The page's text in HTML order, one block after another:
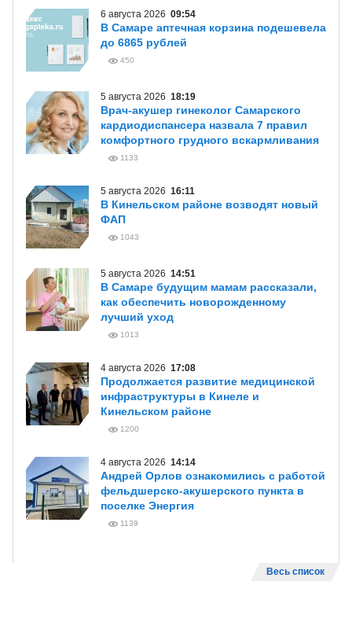
6 августа 2026 09:54
В Самаре аптечная корзина подешевела
до 6865 рублей
450
5 августа 2026 18:19
Врач-акушер гинеколог Самарского
кардиодиспансера назвала 7 правил
комфортного грудного вскармливания
1133
5 августа 2026 16:11
В Кинельском районе возводят новый
ФАП
1043
5 августа 2026 14:51
В Самаре будущим мамам рассказали,
как обеспечить новорожденному
лучший уход
1013
4 августа 2026 17:08
Продолжается развитие медицинской
инфраструктуры в Кинеле и
Кинельском районе
1200
4 августа 2026 14:14
Андрей Орлов ознакомились с работой
фельдшерско-акушерского пункта в
поселке Энергия
1139
Весь список